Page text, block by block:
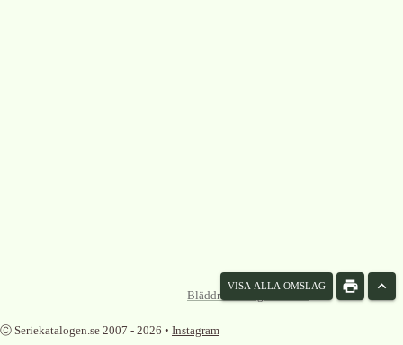
VISA ALLA OMSLAG
Bläddra omslag som lista
Ⓒ Seriekatalogen.se 2007 - 2026 • Instagram